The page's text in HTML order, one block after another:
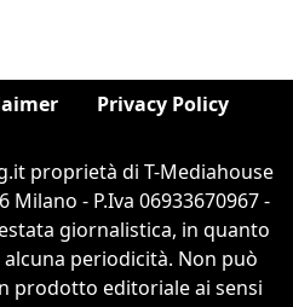
Privacy Policy
proprietà di T-Mediahouse
Milano - P.Iva 06933670967 -
giornalistica, in quanto
periodicità. Non può
prodotto editoriale ai sensi